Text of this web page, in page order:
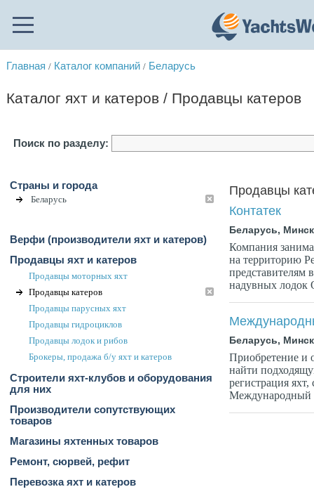
Главная / Каталог компаний / Беларусь
Каталог яхт и катеров / Продавцы катеров
Поиск по разделу:
Страны и города
Беларусь
Верфи (производители яхт и катеров)
Продавцы яхт и катеров
Продавцы моторных яхт
Продавцы катеров
Продавцы парусных яхт
Продавцы гидроциклов
Продавцы лодок и рибов
Брокеры, продажа б/у яхт и катеров
Строители яхт-клубов и оборудования
для них
Производители сопутствующих
товаров
Магазины яхтенных товаров
Ремонт, сюрвей, рефит
Перевозка яхт и катеров
Продавцы
Контатек
Беларусь, Минск
Компания
на территорию
представителям
надувных
Беларусь, Минск
Приобретение и
найти
регистрация
Международный